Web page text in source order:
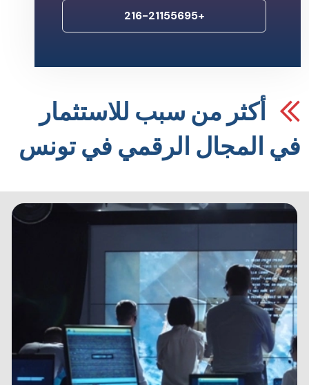
أكثر من سبب للاستثمار
المجال الرقمي في تونس